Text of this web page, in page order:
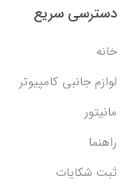
دسترسی سریع
خانه
لوازم جانبی کامپیوتر
مانیتور
راهنما
ثبت شکایات